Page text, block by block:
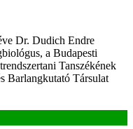
Dr. Dudich Endre
a Budapesti
Tanszékének
Barlangkutató Társulat